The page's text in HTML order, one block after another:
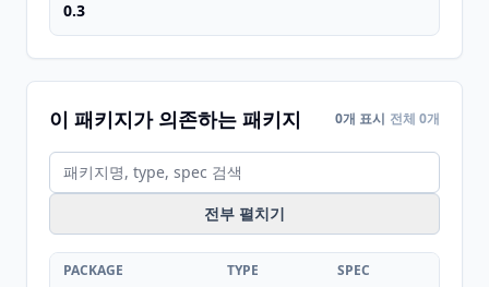
0.3
이 패키지가 의존하는 패키지 0개 표시 전체 0개
전부 펼치기
PACKAGE TYPE SPEC